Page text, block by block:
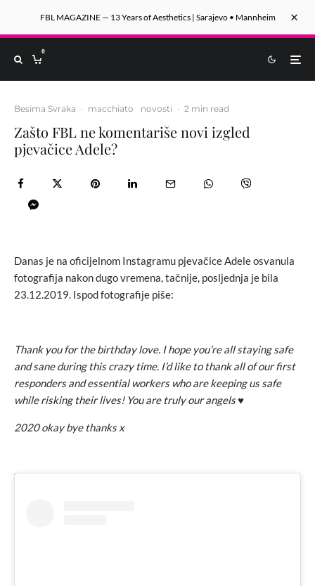
FBL MAGAZINE — 13 Years of Aesthetics | Sarajevo • Mannheim
0
Besima Svraka · macchiato novosti · 2 min read
Zašto FBL ne komentariše novi izgled
pjevačice Adele?
Danas je na oficijelnom Instagramu pjevačice Adele osvanula
fotografija nakon dugo vremena, tačnije, posljednja je bila
23.12.2019. Ispod fotografije piše:
Thank you for the birthday love. I hope you’re all staying safe
and sane during this crazy time. I’d like to thank all of our first
responders and essential workers who are keeping us safe
while risking their lives! You are truly our angels ♥️
2020 okay bye thanks x